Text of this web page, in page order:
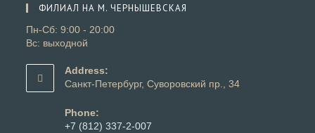
вкладке
ФИЛИАЛ НА М. ЧЕРНЫШЕВСКАЯ
Пн-Сб: 9:00 - 20:00
Вс: выходной
Address:
Санкт-Петербург, Суворовский пр., 34
Phone:
+7 (812) 337-2-007